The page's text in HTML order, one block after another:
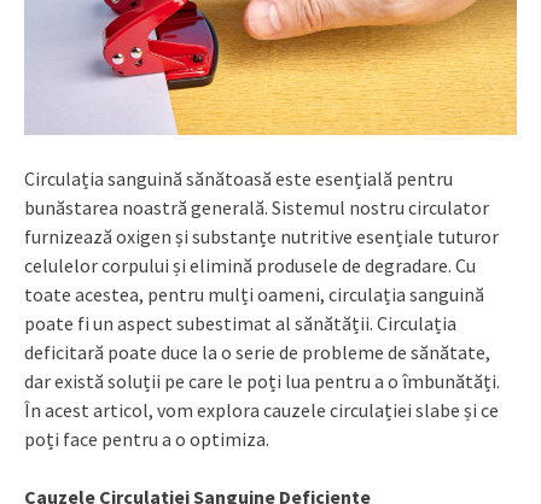
Circulația sanguină sănătoasă este esențială pentru
bunăstarea noastră generală. Sistemul nostru circulator
furnizează oxigen și substanțe nutritive esențiale tuturor
celulelor corpului și elimină produsele de degradare. Cu
toate acestea, pentru mulți oameni, circulația sanguină
poate fi un aspect subestimat al sănătății. Circulația
deficitară poate duce la o serie de probleme de sănătate,
dar există soluții pe care le poți lua pentru a o îmbunătăți.
În acest articol, vom explora cauzele circulației slabe și ce
poți face pentru a o optimiza.
Cauzele Circulației Sanguine Deficiente